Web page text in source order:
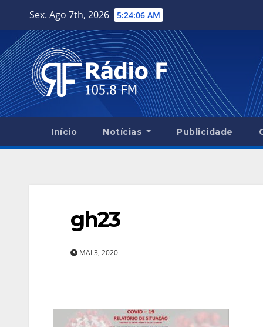
content
Sex. Ago 7th, 2026 5:24:07 AM
Início Notícias Publicidade
gh23
MAI 3, 2020